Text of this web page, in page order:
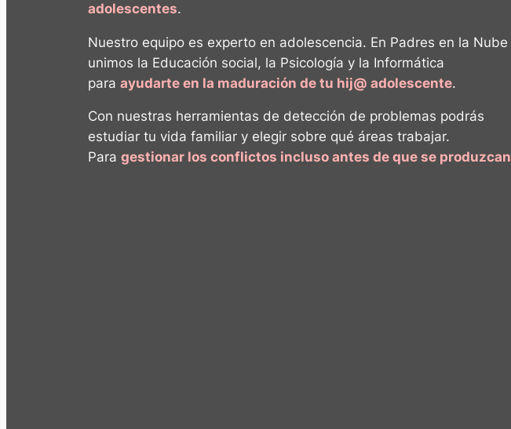
adolescentes.
Nuestro equipo es experto en adolescencia. En Padres en la Nube
unimos la Educación social, la Psicología y la Informática
para ayudarte en la maduración de tu hij@ adolescente.
Con nuestras herramientas de detección de problemas podrás
estudiar tu vida familiar y elegir sobre qué áreas trabajar.
Para gestionar los conflictos incluso antes de que se produzcan